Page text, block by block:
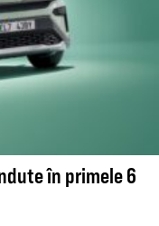
în primele 6